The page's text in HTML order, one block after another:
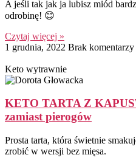
A jeśli tak jak ja lubisz miód
odrobinę! 😊
Czytaj więcej »
1 grudnia, 2022 Brak komentarzy
Keto wytrawnie
KETO TARTA Z
zamiast pierogów
Prosta tarta, która świetnie
zrobić w wersji bez mięsa.